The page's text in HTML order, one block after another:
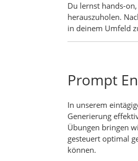
Du lernst hands-
herauszuholen.
in deinem Umfeld
Prompt
In unserem
Generierung
Übungen bringen
gesteuert optimal
können.